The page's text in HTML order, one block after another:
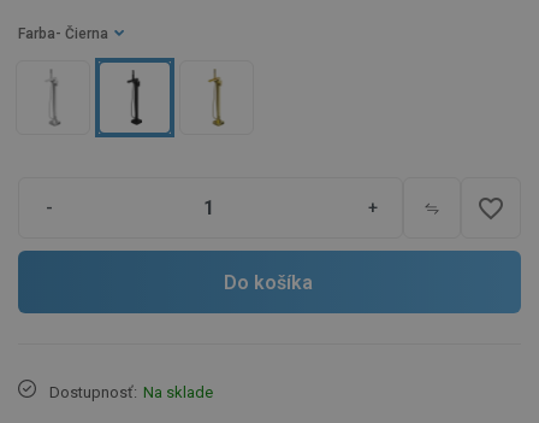
Farba - Čierna
- + favorite_border
Do košíka
Dostupnosť: Na sklade